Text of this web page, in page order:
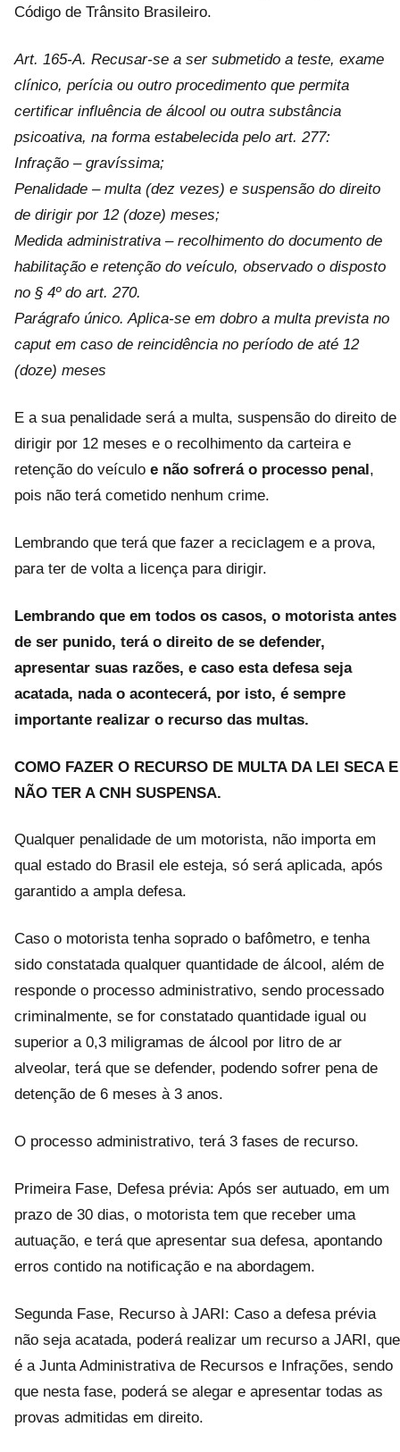
Código de Trânsito Brasileiro.
Art. 165-A. Recusar-se a ser submetido a teste, exame
clínico, perícia ou outro procedimento que permita
certificar influência de álcool ou outra substância
psicoativa, na forma estabelecida pelo art. 277:
Infração – gravíssima;
Penalidade – multa (dez vezes) e suspensão do direito
de dirigir por 12 (doze) meses;
Medida administrativa – recolhimento do documento de
habilitação e retenção do veículo, observado o disposto
no § 4º do art. 270.
Parágrafo único. Aplica-se em dobro a multa prevista no
caput em caso de reincidência no período de até 12
(doze) meses
E a sua penalidade será a multa, suspensão do direito de
dirigir por 12 meses e o recolhimento da carteira e
retenção do veículo e não sofrerá o processo penal ,
pois não terá cometido nenhum crime.
Lembrando que terá que fazer a reciclagem e a prova,
para ter de volta a licença para dirigir.
Lembrando que em todos os casos, o motorista antes
de ser punido, terá o direito de se defender,
apresentar suas razões, e caso esta defesa seja
acatada, nada o acontecerá, por isto, é sempre
importante realizar o recurso das multas.
COMO FAZER O RECURSO DE MULTA DA LEI SECA E
NÃO TER A CNH SUSPENSA.
Qualquer penalidade de um motorista, não importa em
qual estado do Brasil ele esteja, só será aplicada, após
garantido a ampla defesa.
Caso o motorista tenha soprado o bafômetro, e tenha
sido constatada qualquer quantidade de álcool, além de
responde o processo administrativo, sendo processado
criminalmente, se for constatado quantidade igual ou
superior a 0,3 miligramas de álcool por litro de ar
alveolar, terá que se defender, podendo sofrer pena de
detenção de 6 meses à 3 anos.
O processo administrativo, terá 3 fases de recurso.
Primeira Fase, Defesa prévia: Após ser autuado, em um
prazo de 30 dias, o motorista tem que receber uma
autuação, e terá que apresentar sua defesa, apontando
erros contido na notificação e na abordagem.
Segunda Fase, Recurso à JARI: Caso a defesa prévia
não seja acatada, poderá realizar um recurso a JARI, que
é a Junta Administrativa de Recursos e Infrações, sendo
que nesta fase, poderá se alegar e apresentar todas as
provas admitidas em direito.